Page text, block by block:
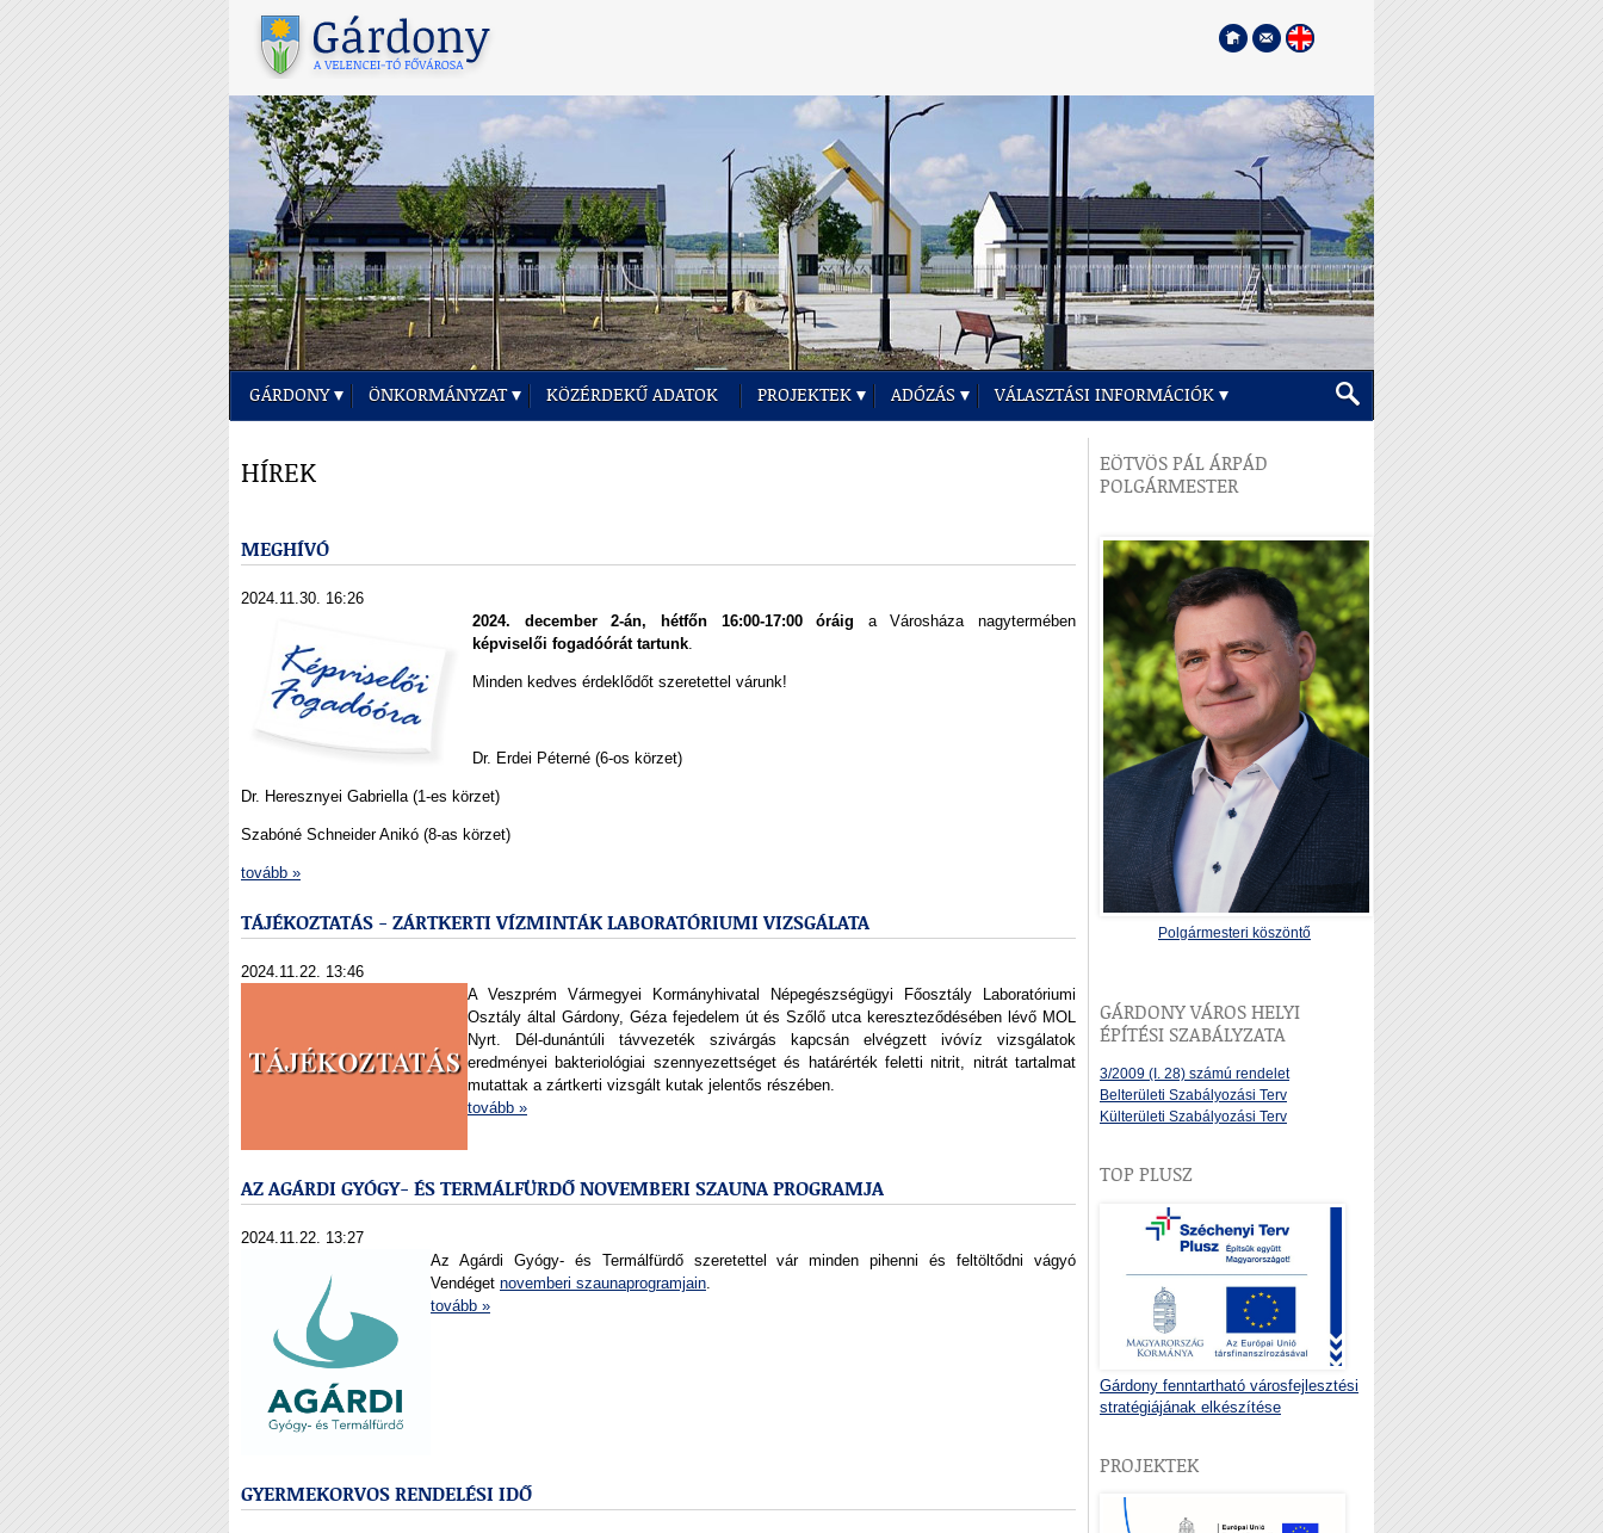
GÁRDONY ÖNKORMÁNYZAT KÖZÉRDEKŰ ADATOK PROJEKTEK ADÓZÁS VÁLASZTÁSI INFORMÁCIÓK
HÍREK
MEGHÍVÓ
2024.11.30. 16:26
2024. december 2-án, hétfőn 16:00-17:00 óráig a Városháza nagytermében
képviselői fogadóórát tartunk.
Minden kedves érdeklődőt szeretettel várunk!
Dr. Erdei Péterné (6-os körzet)
Dr. Heresznyei Gabriella (1-es körzet)
Szabóné Schneider Anikó (8-as körzet)
tovább »
TÁJÉKOZTATÁS - ZÁRTKERTI VÍZMINTÁK LABORATÓRIUMI VIZSGÁLATA
2024.11.22. 13:46
A Veszprém Vármegyei Kormányhivatal Népegészségügyi Főosztály Laboratóriumi
Osztály által Gárdony, Géza fejedelem út és Szőlő utca kereszteződésében lévő MOL
Nyrt. Dél-dunántúli távvezeték szivárgás kapcsán elvégzett ivóvíz vizsgálatok
eredményei bakteriológiai szennyezettséget és határérték feletti nitrit, nitrát tartalmat
mutattak a zártkerti vizsgált kutak jelentős részében.
tovább »
AZ AGÁRDI GYÓGY- ÉS TERMÁLFÜRDŐ NOVEMBERI SZAUNA PROGRAMJA
2024.11.22. 13:27
Az Agárdi Gyógy- és Termálfürdő szeretettel vár minden pihenni és feltöltődni vágyó
Vendéget novemberi szaunaprogramjain.
tovább »
GYERMEKORVOS RENDELÉSI IDŐ
EÖTVÖS PÁL ÁRPÁD
POLGÁRMESTER
Polgármesteri köszöntő
GÁRDONY VÁROS HELYI
ÉPÍTÉSI SZABÁLYZATA
3/2009 (I. 28) számú rendelet
Belterületi Szabályozási Terv
Külterületi Szabályozási Terv
TOP PLUSZ
Gárdony fenntartható városfejlesztési
stratégiájának elkészítése
PROJEKTEK